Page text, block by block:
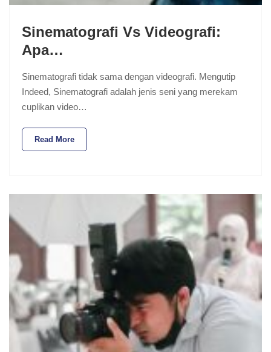
Sinematografi Vs Videografi:
Apa…
Sinematografi tidak sama dengan videografi. Mengutip
Indeed, Sinematografi adalah jenis seni yang merekam
cuplikan video…
Read More